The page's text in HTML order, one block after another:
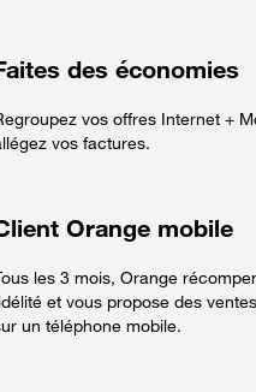
des économies
vos offres Internet +
vos factures.
Orange mobile
les 3 mois, Orange
et vous propose des
un téléphone mobile.